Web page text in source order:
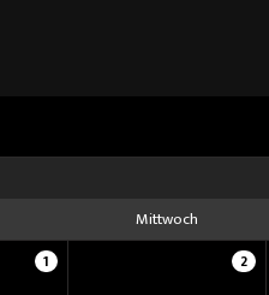
Mittwoch
1 2